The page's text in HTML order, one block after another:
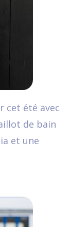
cet été avec
de bain
et une